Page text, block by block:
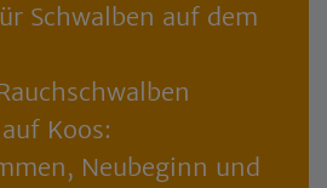
Schwalben auf dem
Koos:
Neubeginn und